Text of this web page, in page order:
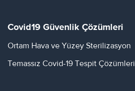
Covid19 Güvenlik Çözümleri
Ortam Hava ve Yüzey Sterilizasyon
Temassız Covid-19 Tespit Çözümleri